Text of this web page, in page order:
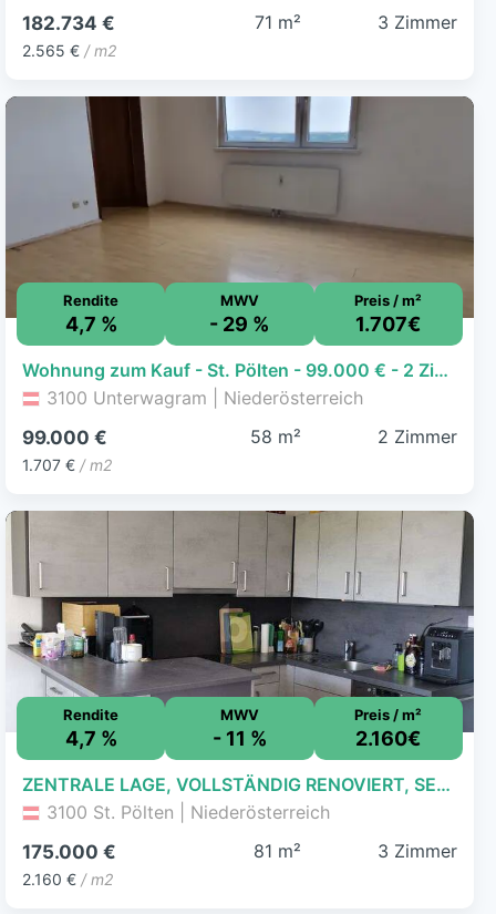
182.734 €
2.565 € / m2
71 m² 3 Zimmer
Rendite
4,7 %
MWV
- 29 %
Preis / m²
1.707€
Wohnung zum Kauf - St. Pölten - 99.000 € - 2 Zimmer, 58 m²
3100 Unterwagram | Niederösterreich
99.000 €
1.707 € / m2
58 m² 2 Zimmer
Rendite
4,7 %
MWV
- 11 %
Preis / m²
2.160€
ZENTRALE LAGE, VOLLSTÄNDIG RENOVIERT, SEHR HELL
3100 St. Pölten | Niederösterreich
175.000 €
2.160 € / m2
81 m² 3 Zimmer